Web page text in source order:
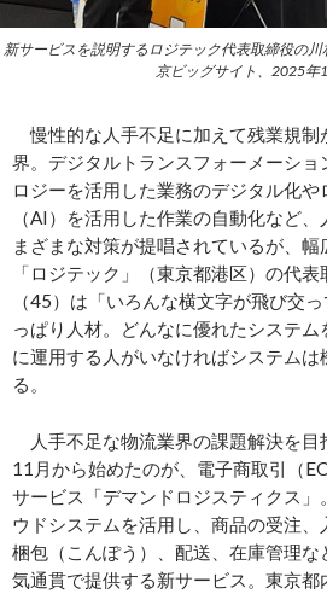
新サービスを説明するロジテック代表取締役の
京ビッグサイト、2025年
慢性的な人手不足に加えて残業規制
界。デジタルトランスフォーメーショ
ロジーを活用した業務のデジタル化
（AI）を活用した作業の自動化など
まざまな対策が提唱されているが、幅
「ロジテック」（東京都港区）の代
（45）は「いろんな横文字が飛び交
っぱり人材。どんなに優れたシステ
に運用する人がいなければシステム
る。
人手不足な物流業界の課題解決を目
11月から始めたのが、電子商取引（
サービス「デマンドロジスティクス」
ウドシステムを活用し、商品の受注、
梱包（こんぽう）、配送、在庫管理な
気通貫で提供する新サービス。東京